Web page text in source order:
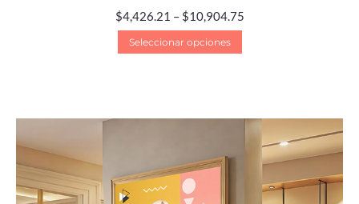
$4,426.21 – $10,904.75
Seleccionar opciones